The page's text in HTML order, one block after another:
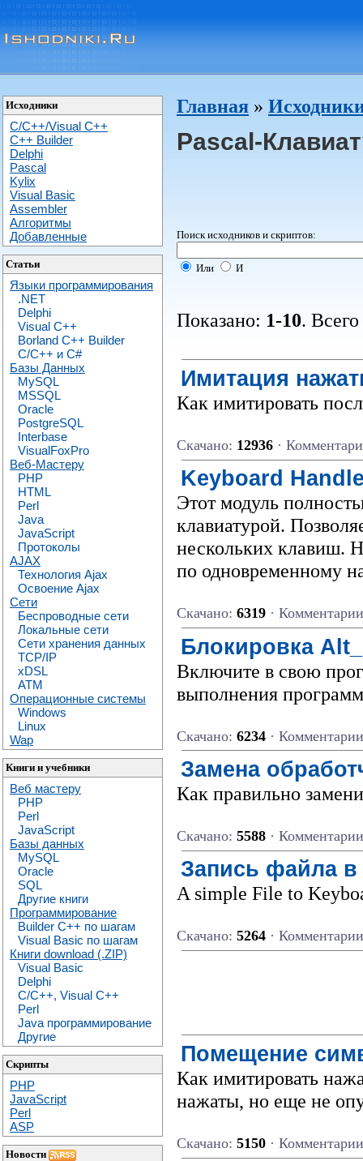
Исходники
C/C++/Visual C++
С++ Builder
Delphi
Pascal
Kylix
Visual Basic
Assembler
Алгоритмы
Добавленные
Статьи
Языки программирования
.NET
Delphi
Visual C++
Borland C++ Builder
C/С++ и C#
Базы Данных
MySQL
MSSQL
Oracle
PostgreSQL
Interbase
VisualFoxPro
Веб-Мастеру
PHP
HTML
Perl
Java
JavaScript
Протоколы
AJAX
Технология Ajax
Освоение Ajax
Сети
Беспроводные сети
Локальные сети
Сети хранения данных
TCP/IP
xDSL
ATM
Операционные системы
Windows
Linux
Wap
Книги и учебники
Веб мастеру
PHP
Perl
JavaScript
Базы данных
MySQL
Oracle
SQL
Другие книги
Программирование
Builder C++ по шагам
Visual Basic по шагам
Книги download (.ZIP)
Visual Basic
Delphi
C/C++, Visual C++
Perl
Java программирование
Другие
Скрипты
PHP
JavaScript
Perl
ASP
Новости
Главная »
Pascal-
Поиск исходников и скриптов:
Или И
Показано: 1-10.
Имитация
Как имитировать
Скачано: 12936 ·
Keyboard
Этот модуль
клавиатурой.
нескольких клавиш.
по одновременному
Скачано: 6319 ·
Блокировка
Включите в свою
выполнения
Скачано: 6234 ·
Замена
Кaк пpaвильно
Скачано: 5588 ·
Запись файла
A simple File to
Скачано: 5264 ·
Помещение
Как имитировать
нажаты, но еще не
Скачано: 5150 ·